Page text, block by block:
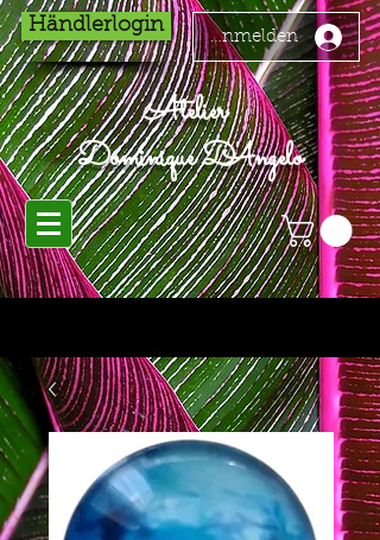
Händlerlogin
Anmelden
Atelier
Dominique D'Angelo